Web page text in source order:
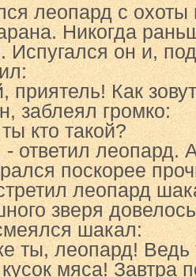
леопард с охоты
Никогда
Испугался он и,
приятель! Как
заблеял громко:
кто такой?
ответил леопард.
поскорее
леопард
зверя
шакал:
ты, леопард! Ведь
мяса! Завтра